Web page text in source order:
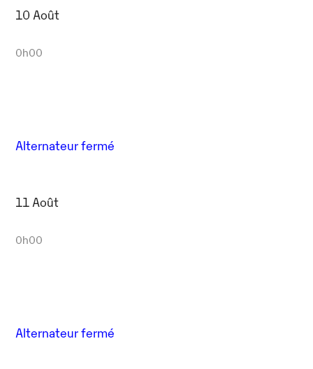
10 Août
0h00
Alternateur fermé
11 Août
0h00
Alternateur fermé